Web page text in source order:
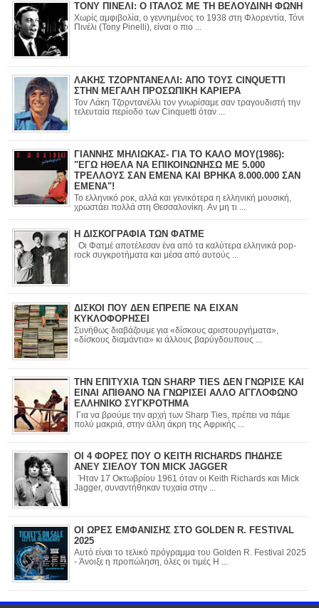
ΤΟΝΥ ΠΙΝΕΛΙ: Ο ΙΤΑΛΟΣ ΜΕ ΤΗ ΒΕΛΟΥΔΙΝΗ ΦΩΝΗ
Χωρίς αμφιβολία, ο γεννημένος το 1938 στη Φλορεντία, Τόνι
Πινέλι (Tony Pinelli), είναι ο πιο ...
ΛΑΚΗΣ ΤΖΟΡΝΤΑΝΕΛΛΙ: ΑΠΟ ΤΟΥΣ CINQUETTI
ΣΤΗΝ ΜΕΓΑΛΗ ΠΡΟΣΩΠΙΚΗ ΚΑΡΙΕΡΑ
Τον Λάκη Τζορντανέλλι τον γνωρίσαμε σαν τραγουδιστή την
τελευταία περίοδο των Cinquetti όταν ...
ΓΙΑΝΝΗΣ ΜΗΛΙΩΚΑΣ- ΓΙΑ ΤΟ ΚΑΛΟ ΜΟΥ(1986):
"ΕΓΩ ΗΘΕΛΑ ΝΑ ΕΠΙΚΟΙΝΩΝΗΣΩ ΜΕ 5.000
ΤΡΕΛΛΟΥΣ ΣΑΝ ΕΜΕΝΑ ΚΑΙ ΒΡΗΚΑ 8.000.000 ΣΑΝ
ΕΜΕΝΑ"!
Το ελληνικό ροκ, αλλά και γενικότερα η ελληνική μουσική,
χρωστάει πολλά στη Θεσσαλονίκη. Αν μη τι ...
Η ΔΙΣΚΟΓΡΑΦΙΑ ΤΩΝ ΦΑΤΜΕ
Οι Φατμέ αποτέλεσαν ένα από τα καλύτερα ελληνικά pop-
rock συγκροτήματα και μέσα από αυτούς ...
ΔΙΣΚΟΙ ΠΟΥ ΔΕΝ ΕΠΡΕΠΕ ΝΑ ΕΙΧΑΝ
ΚΥΚΛΟΦΟΡΗΣΕΙ
Συνήθως διαβάζουμε για «δίσκους αριστουργήματα»,
«δίσκους διαμάντια» κι άλλους βαρύγδουπους ...
ΤΗΝ ΕΠΙΤΥΧΙΑ ΤΩΝ SHARP TIES ΔΕΝ ΓΝΩΡΙΣΕ ΚΑΙ
ΕΙΝΑΙ ΑΠΙΘΑΝΟ ΝΑ ΓΝΩΡΙΣΕΙ ΑΛΛΟ ΑΓΓΛΟΦΩΝΟ
ΕΛΛΗΝΙΚΟ ΣΥΓΚΡΟΤΗΜΑ
Για να βρούμε την αρχή των Sharp Ties, πρέπει να πάμε
πολύ μακριά, στην άλλη άκρη της Αφρικής ...
ΟΙ 4 ΦΟΡΕΣ ΠΟΥ Ο KEITH RICHARDS ΠΗΔΗΣΕ
ΑΝΕΥ ΣΙΕΛΟΥ ΤΟΝ MICK JAGGER
Ήταν 17 Οκτωβρίου 1961 όταν οι Keith Richards και Mick
Jagger, συναντήθηκαν τυχαία στην ...
ΟΙ ΩΡΕΣ ΕΜΦΑΝΙΣΗΣ ΣΤΟ GOLDEN R. FESTIVAL
2025
Αυτό είναι το τελικό πρόγραμμα του Golden R. Festival 2025
- Άνοιξε η προπώληση, όλες οι τιμές Η ...